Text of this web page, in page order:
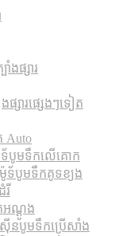
ងផ្សារ
ផ្សារផ្សេងៗទៀត
Auto
ទ័បូមទឹកលើគោក
ម៉ូទ័បូមទឹកគូទខ្យង
រី
អណ្តូង
ស៊ីនបូមទឹកប្រើសាំង